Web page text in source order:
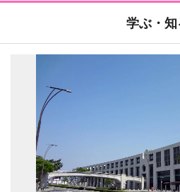
学ぶ・知